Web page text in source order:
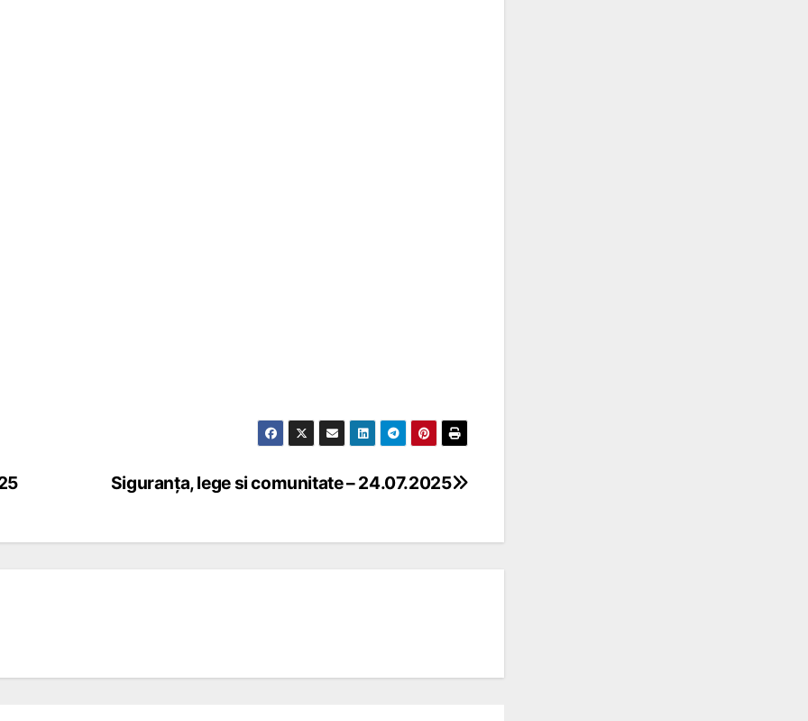
Siguranța, lege si comunitate – 24.07.2025